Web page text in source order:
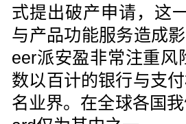
式提出破产申请，这
与产品功能服务造成
eer派安盈非常注重
数以百计的银行与支
名业界。在全球各国